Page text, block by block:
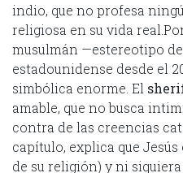
indio, que no profesa
religiosa en su vida
musulmán —estereotipo
estadounidense desde el
simbólica enorme. El
amable, que no busca
contra de las creencias
capítulo, explica que
de su religión) y ni